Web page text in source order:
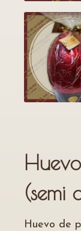
(semi
Huevo de